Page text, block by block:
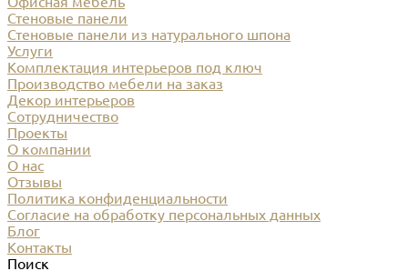
Стеновые панели
Стеновые панели из натурального шпона
Услуги
Комплектация интерьеров под ключ
Производство мебели на заказ
Декор интерьеров
Сотрудничество
Проекты
О компании
О нас
Отзывы
Политика конфиденциальности
Согласие на обработку персональных данных
Блог
Контакты
Поиск